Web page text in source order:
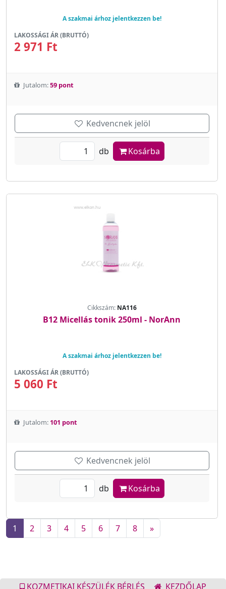
A szakmai árhoz jelentkezzen be!
LAKOSSÁGI ÁR (BRUTTÓ)
2 971 Ft
Jutalom:59 pont
Kedvencnek jelöl
db Kosárba
Cikkszám: NA116
B12 Micellás tonik 250ml - NorAnn
A szakmai árhoz jelentkezzen be!
LAKOSSÁGI ÁR (BRUTTÓ)
5 060 Ft
Jutalom: 101 pont
Kedvencnek jelöl
db Kosárba
1 2 3 4 5 6 7 8 »
KOZMETIKAI KÉSZÜLÉK BÉRLÉS KEZDŐLAP